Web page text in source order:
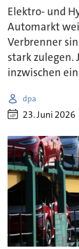
Elektro- und
Automarkt
Verbrenner
stark
inzwischen
dpa
23. Juni 2026